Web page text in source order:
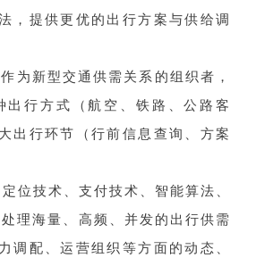
，提供更优的出行方案与供给调
新型交通供需关系的组织者，
行方式（航空、铁路、公路客
出行环节（行前信息查询、方案
技术、支付技术、智能算法、
理海量、高频、并发的出行供需
配、运营组织等方面的动态、